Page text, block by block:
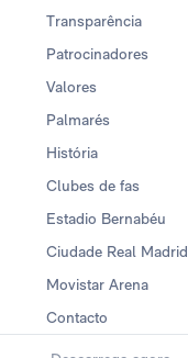
Transparência
Patrocinadores
Valores
Palmarés
História
Clubes de fas
Estadio Bernabéu
Ciudade Real Madrid
Movistar Arena
Contacto